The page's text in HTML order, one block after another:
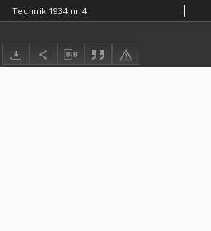
Technik 1934 nr 4